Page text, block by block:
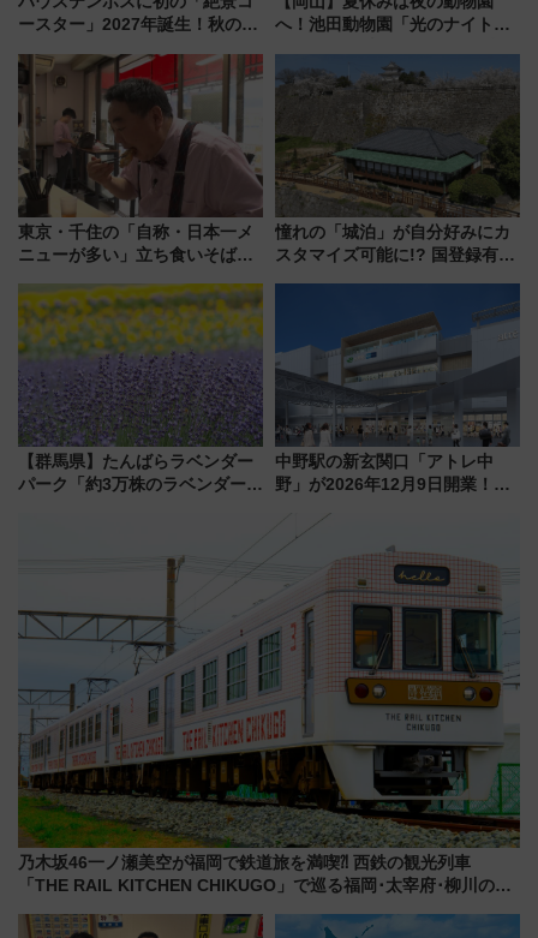
ースター」2027年誕生！秋の
ろも一挙紹介
へ！池田動物園「光のナイトズ
な夜
東京・千住の「自称・日本一メ
ニューが多い」立ち食いそば屋
地のふらっと立ち食いそば』
7/27夜10時～放送
憧れの「城泊」が自分好みにカ
スタマイズ可能に!? 国登録有形
にオーダーメイド型の宿泊プラ
【群馬県】たんばらラベンダー
パーク「約3万株のラベンダー」
中野駅の新玄関口「アトレ中
野」が2026年12月9日開業！新
注目スポット
乃木坂46一ノ瀬美空が福岡で鉄道旅を満喫⁈ 西鉄の観光列車
「THE RAIL KITCHEN CHIKUGO」で巡る福岡･太宰府･柳川の